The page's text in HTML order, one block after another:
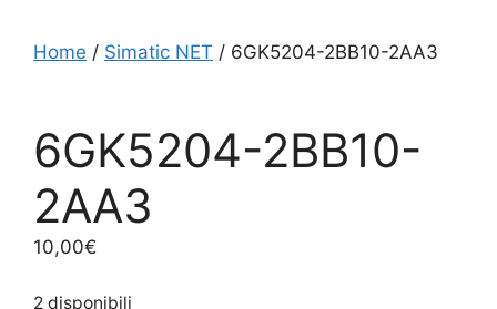
Home / Simatic NET / 6GK5204-2BB10-2AA3
6GK5204-2BB10-
2AA3
10,00€
2 disponibili